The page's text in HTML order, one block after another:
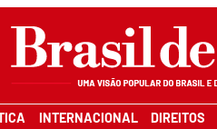
INTERNACIONAL DIREITOS